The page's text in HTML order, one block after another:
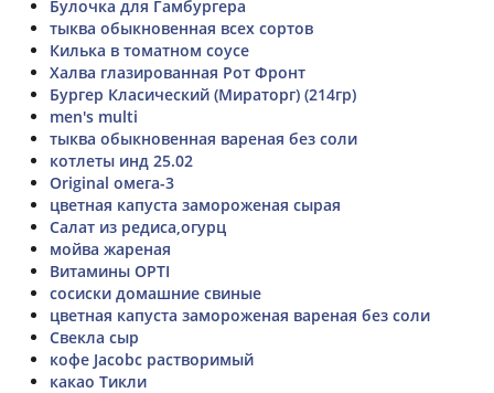
Булочка для Гамбургера
тыква обыкновенная всех сортов
Килька в томатном соусе
Халва глазированная Рот Фронт
Бургер Класический (Мираторг) (214гр)
men's multi
тыква обыкновенная вареная без соли
котлеты инд 25.02
Original омега-3
цветная капуста замороженая сырая
Салат из редиса,огурц
мойва жареная
Витамины OPTI
сосиски домашние свиные
цветная капуста замороженая вареная без соли
Свекла сыр
кофе Jacobc растворимый
какао Тикли